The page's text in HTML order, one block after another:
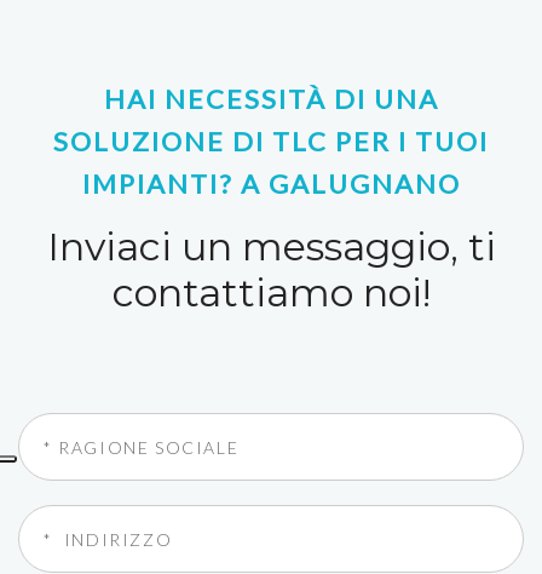
HAI NECESSITÀ DI UNA
SOLUZIONE DI TLC PER I TUOI
IMPIANTI? A GALUGNANO
Inviaci un messaggio, ti
contattiamo noi!